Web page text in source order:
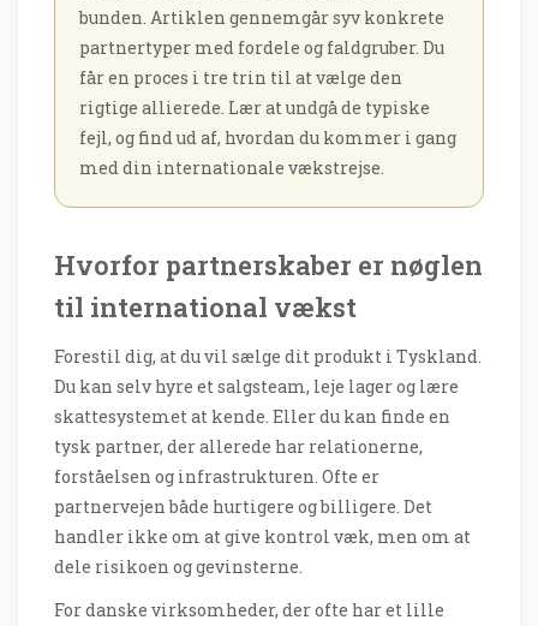
bunden. Artiklen gennemgår syv konkrete
partnertyper med fordele og faldgruber. Du
får en proces i tre trin til at vælge den
rigtige allierede. Lær at undgå de typiske
fejl, og find ud af, hvordan du kommer i gang
med din internationale vækstrejse.
Hvorfor partnerskaber er nøglen
til international vækst
Forestil dig, at du vil sælge dit produkt i Tyskland.
Du kan selv hyre et salgsteam, leje lager og lære
skattesystemet at kende. Eller du kan finde en
tysk partner, der allerede har relationerne,
forståelsen og infrastrukturen. Ofte er
partnervejen både hurtigere og billigere. Det
handler ikke om at give kontrol væk, men om at
dele risikoen og gevinsterne.
For danske virksomheder, der ofte har et lille